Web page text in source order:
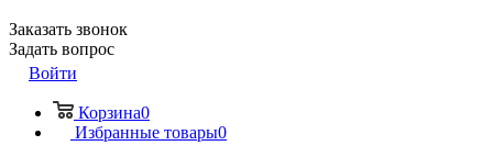
Заказать звонок
Задать вопрос
Войти
Корзина0
Избранные товары0